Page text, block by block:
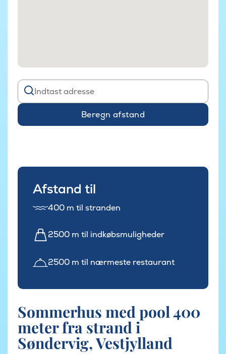
Beregn afstand
Afstand til
400 m til stranden
2500 m til indkøbsmuligheder
2500 m til nærmeste restaurant
Sommerhus med pool 400
meter fra strand i
Søndervig, Vestjylland